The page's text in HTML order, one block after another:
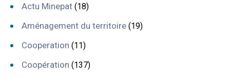
Actu Minepat (18)
Aménagement du territoire (19)
Cooperation (11)
Coopération (137)